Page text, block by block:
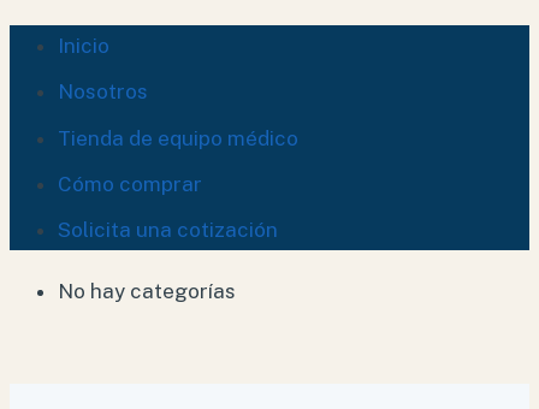
Inicio
Nosotros
Tienda de equipo médico
Cómo comprar
Solicita una cotización
No hay categorías